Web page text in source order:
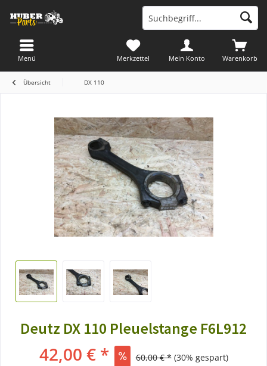
Warenkorb
Merkzettel Mein Konto
Menü
Übersicht DX 110
Deutz DX 110 Pleuelstange F6L912
42,00 € * 60,00 € * (30% gespart)